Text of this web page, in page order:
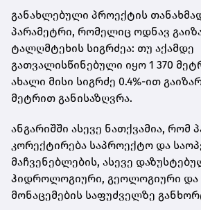
განახლებული პროექტის
პარამეტრი, რომელიც ოდნავ
ტალღმტეხის სიგრძეა: თუ აქამდე
გათვალისწინებული იყო 1 370
ახალი მისი სიგრძე 0.4%-ით
მეტრით განისაზღვრა.
ანგარიშში ასევე ნათქვამია, რომ
კორექტირება საპროექტო და
მაჩვენებლების, ასევე
ჰიდროლოგიური, გეოლოგიური და
მონაცემების საფუძველზე